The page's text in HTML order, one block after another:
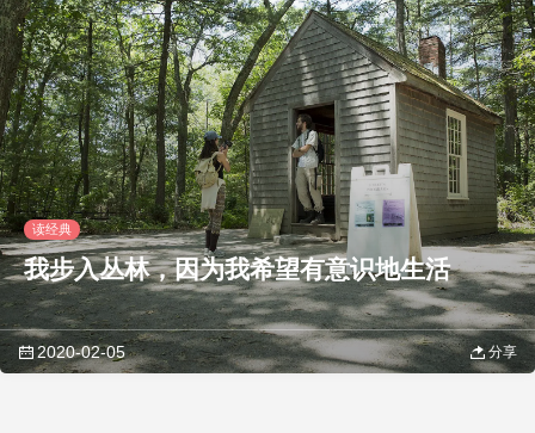
读经典
我步入丛林，因为我希望有意识地生活
2020-02-05 分享